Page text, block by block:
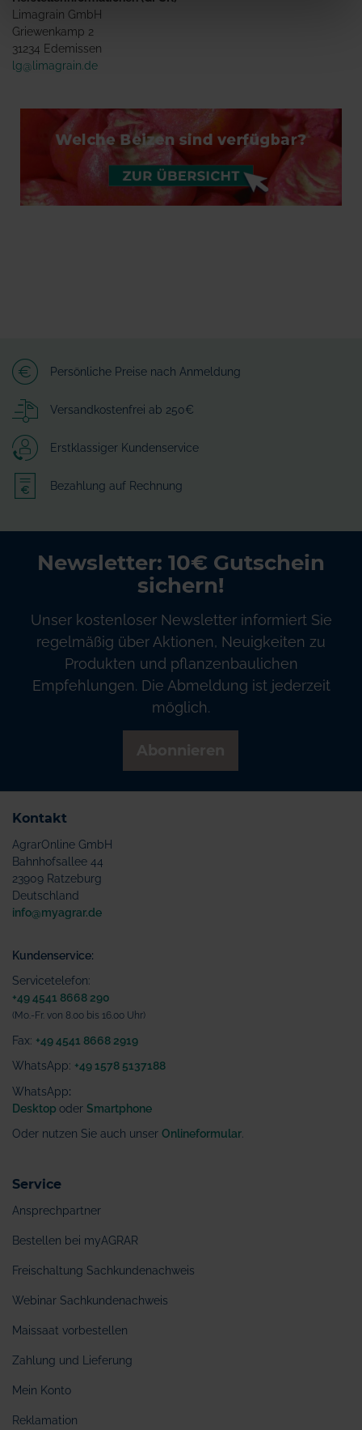
Limagrain GmbH
Griewenkamp 2
31234 Edemissen
lg@limagrain.de
Persönliche Preise nach Anmeldung
Versandkostenfrei ab 250€
Erstklassiger Kundenservice
Bezahlung auf Rechnung
Newsletter: 10€ Gutschein
sichern!
Unser kostenloser Newsletter informiert Sie
regelmäßig über Aktionen, Neuigkeiten zu
Produkten und pflanzenbaulichen
Empfehlungen. Die Abmeldung ist jederzeit
möglich.
Kontakt
AgrarOnline GmbH
Bahnhofsallee 44
23909 Ratzeburg
Deutschland
info@myagrar.de
Kundenservice:
Servicetelefon:
+49 4541 8668 290
(Mo.-Fr. von 8.00 bis 16.00 Uhr)
Fax: +49 4541 8668 2919
WhatsApp: +49 1578 5137188
WhatsApp:
Desktop oder Smartphone
Oder nutzen Sie auch unser Onlineformular
Service
Ansprechpartner
Bestellen bei myAGRAR
Freischaltung Sachkundenachweis
Webinar Sachkundenachweis
Maissaat vorbestellen
Zahlung und Lieferung
Mein Konto
Reklamation